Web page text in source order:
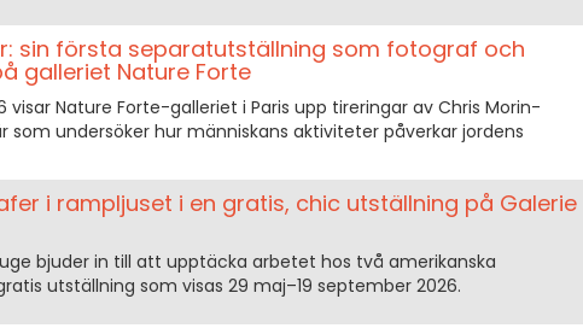
sin första separatutställning som fotograf och
galleriet Nature Forte
visar Nature Forte-galleriet i Paris upp tireringar av Chris Morin-
som undersöker hur människans aktiviteter påverkar jordens
i rampljuset i en gratis, chic utställning på Galerie
bjuder in till att upptäcka arbetet hos två amerikanska
utställning som visas 29 maj–19 september 2026.